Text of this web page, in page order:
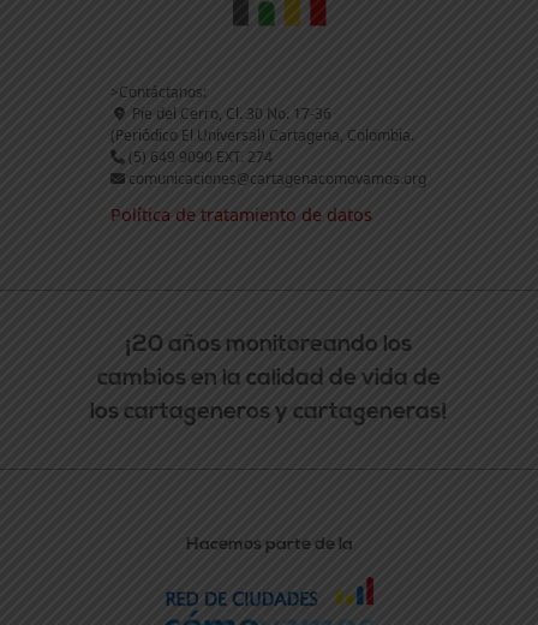
>Contáctanos:
Pie del Cerro, Cl. 30 No. 17-36
(Periódico El Universal) Cartagena, Colombia.
(5) 649 9090 EXT. 274
comunicaciones@cartagenacomovamos.org
Política de tratamiento de datos
¡20 años monitoreando los
cambios en la calidad de vida de
los cartageneros y cartageneras!
Hacemos parte de la